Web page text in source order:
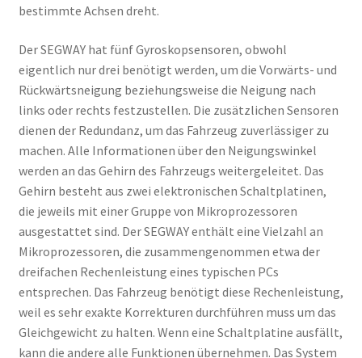
bestimmte Achsen dreht.
Der SEGWAY hat fünf Gyroskopsensoren, obwohl
eigentlich nur drei benötigt werden, um die Vorwärts- und
Rückwärtsneigung beziehungsweise die Neigung nach
links oder rechts festzustellen. Die zusätzlichen Sensoren
dienen der Redundanz, um das Fahrzeug zuverlässiger zu
machen. Alle Informationen über den Neigungswinkel
werden an das Gehirn des Fahrzeugs weitergeleitet. Das
Gehirn besteht aus zwei elektronischen Schaltplatinen,
die jeweils mit einer Gruppe von Mikroprozessoren
ausgestattet sind. Der SEGWAY enthält eine Vielzahl an
Mikroprozessoren, die zusammengenommen etwa der
dreifachen Rechenleistung eines typischen PCs
entsprechen. Das Fahrzeug benötigt diese Rechenleistung,
weil es sehr exakte Korrekturen durchführen muss um das
Gleichgewicht zu halten. Wenn eine Schaltplatine ausfällt,
kann die andere alle Funktionen übernehmen. Das System